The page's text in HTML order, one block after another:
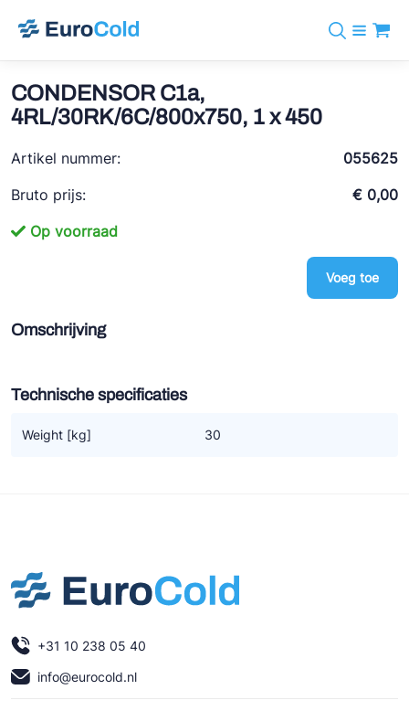
info@eurocold.nl
Merken
BOCK
REFFLEX®
Doucette Industries
Koudemiddelen
Diensten
Nieuws
Over ons
CONDENSOR C1a,
4RL/30RK/6C/800x750, 1 x 450
Artikel nummer:
055625
Bruto prijs:
€ 0,00
Op voorraad
Voeg toe
Omschrijving
Technische specificaties
Weight [kg] 30
+31 10 238 05 40
info@eurocold.nl